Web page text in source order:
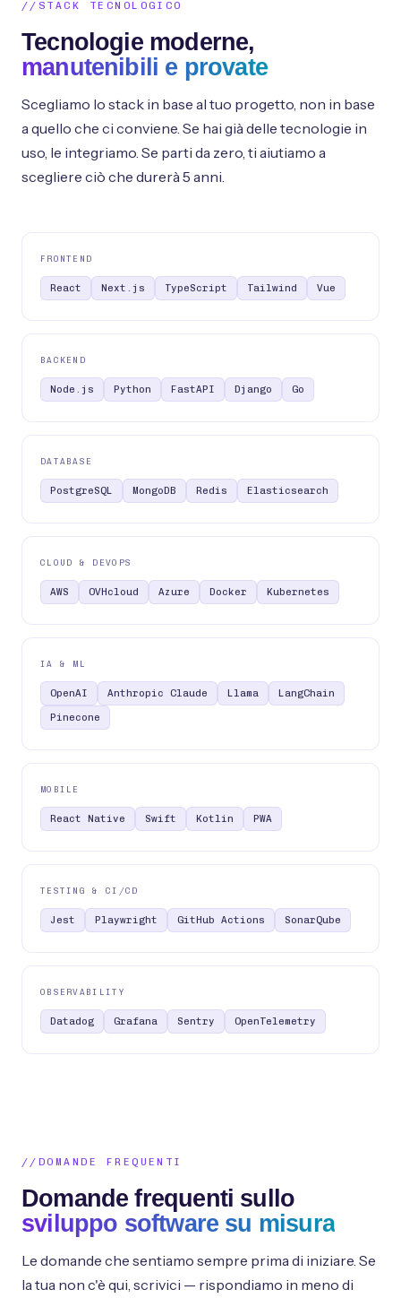
STACK TECNOLOGICO
Tecnologie moderne,
manutenibili e provate
Scegliamo lo stack in base al tuo progetto, non in base
a quello che ci conviene. Se hai già delle tecnologie in
uso, le integriamo. Se parti da zero, ti aiutiamo a
scegliere ciò che durerà 5 anni.
FRONTEND
React Next.js TypeScript Tailwind Vue
BACKEND
Node.js Python FastAPI Django Go
DATABASE
PostgreSQL MongoDB Redis Elasticsearch
CLOUD & DEVOPS
AWS OVHcloud Azure Docker Kubernetes
IA & ML
OpenAI Anthropic Claude Llama LangChain
Pinecone
MOBILE
React Native Swift Kotlin PWA
TESTING & CI/CD
Jest Playwright GitHub Actions SonarQube
OBSERVABILITY
Datadog Grafana Sentry OpenTelemetry
DOMANDE FREQUENTI
Domande frequenti sullo
sviluppo software su misura
Le domande che sentiamo sempre prima di iniziare. Se
la tua non c'è qui, scrivici — rispondiamo in meno di